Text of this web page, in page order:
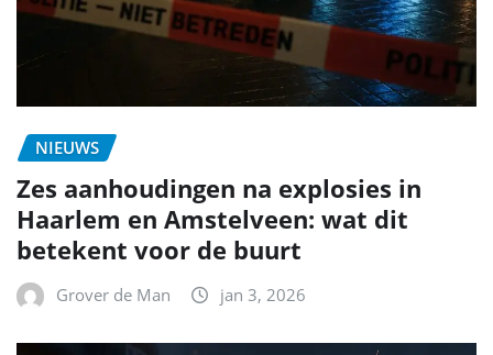
NIEUWS
Zes aanhoudingen na explosies in
Haarlem en Amstelveen: wat dit
betekent voor de buurt
Grover de Man jan 3, 2026